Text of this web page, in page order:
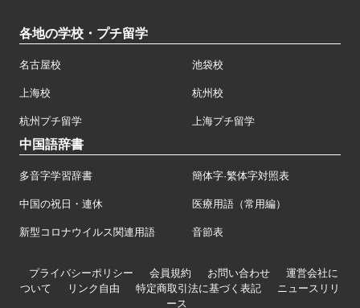
各地の学校・プチ留学
名古屋校 池袋校
上海校 杭州校
杭州プチ留学 上海プチ留学
中国語辞書
多音字学習辞書 簡体字·繁体字対照表
中国の祝日・連休 医療用語（常用編）
新型コロナウイルス関連用語 音節表
プライバシーポリシー 会員規約 お問い合わせ
運営会社に
ついて
リンク自由 特定商取引法に基づく表記
ニュースリリ
ース